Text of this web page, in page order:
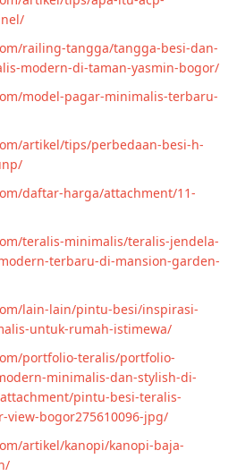
railing-tangga/tangga-besi-dan-
modern-di-taman-yasmin-bogor/
model-pagar-minimalis-terbaru-
artikel/tips/perbedaan-besi-h-
daftar-harga/attachment/11-
teralis-minimalis/teralis-jendela-
terbaru-di-mansion-garden-
lain-lain/pintu-besi/inspirasi-
untuk-rumah-istimewa/
portfolio-teralis/portfolio-
minimalis-dan-stylish-di-
pintu-besi-teralis-
bogor275610096-jpg/
artikel/kanopi/kanopi-baja-